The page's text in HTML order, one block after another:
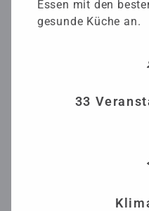
Essen mit den
gesunde Küche an.
33